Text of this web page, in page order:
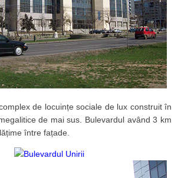
complex de locuințe sociale de lux construit în
de mai sus. Bulevardul având 3 km
între fațade.